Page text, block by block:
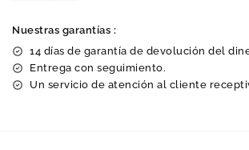
Nuestras garantías :
14 días de garantía de devolución del
Entrega con seguimiento.
Un servicio de atención al cliente